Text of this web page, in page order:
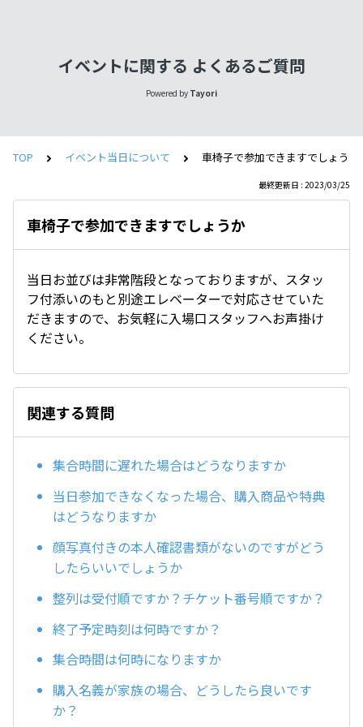
イベントに関する よくあるご質問
Powered by Tayori
TOP イベント当日について 車椅子で参加できますでしょうか
最終更新日 : 2023/03/25
車椅子で参加できますでしょうか
当日お並びは非常階段となっておりますが、スタッ
フ付添いのもと別途エレベーターで対応させていた
だきますので、お気軽に入場口スタッフへお声掛け
ください。
関連する質問
集合時間に遅れた場合はどうなりますか
当日参加できなくなった場合、購入商品や特典
はどうなりますか
顔写真付きの本人確認書類がないのですがどう
したらいいでしょうか
整列は受付順ですか？チケット番号順ですか？
終了予定時刻は何時ですか？
集合時間は何時になりますか
購入名義が家族の場合、どうしたら良いです
か？